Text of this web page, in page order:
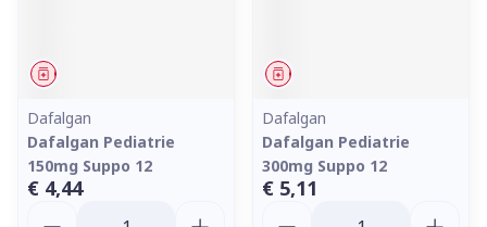
Geneesmiddel
Dafalgan
Dafalgan Pediatrie
150mg Suppo 12
€ 4,44
Geneesmiddel
Dafalgan
Dafalgan Pediatrie
300mg Suppo 12
€ 5,11